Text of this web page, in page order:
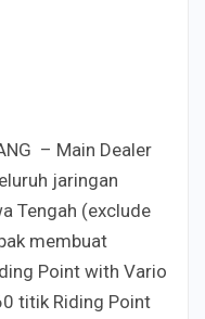
– Main Dealer
jaringan
Tengah (exclude
membuat
Point with Vario
titik Riding Point